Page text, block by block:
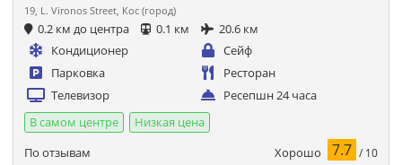
19, L. Vironos Street, Кос (город)
0.2 км до центра 0.1 км
20.6 км
Кондиционер
Сейф
Парковка
Ресторан
Телевизор
Ресепшн 24 часа
В самом центре
Низкая цена
По отзывам
Хорошо 7.7 / 10